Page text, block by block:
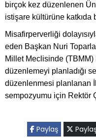
birçok kez düzenlenen
istişare kültürüne katkıda
Misafirperverliği
eden Başkan Nuri
Millet Meclisinde
düzenlemeyi planladığı
düzenlenmesi planlanan
sempozyumu için Rektör
Paylaş